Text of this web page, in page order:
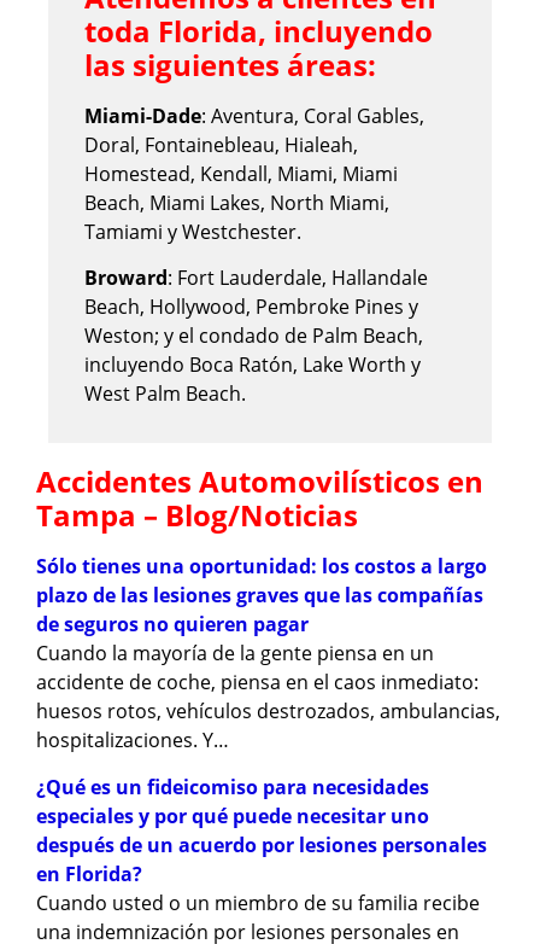
toda Florida, incluyendo
las siguientes áreas:
Miami-Dade: Aventura, Coral Gables,
Doral, Fontainebleau, Hialeah,
Homestead, Kendall, Miami, Miami
Beach, Miami Lakes, North Miami,
Tamiami y Westchester.
Broward: Fort Lauderdale, Hallandale
Beach, Hollywood, Pembroke Pines y
Weston; y el condado de Palm Beach,
incluyendo Boca Ratón, Lake Worth y
West Palm Beach.
Accidentes Automovilísticos en
Tampa – Blog/Noticias
Sólo tienes una oportunidad: los costos a largo
plazo de las lesiones graves que las compañías
de seguros no quieren pagar
Cuando la mayoría de la gente piensa en un
accidente de coche, piensa en el caos inmediato:
huesos rotos, vehículos destrozados, ambulancias,
hospitalizaciones. Y…
¿Qué es un fideicomiso para necesidades
especiales y por qué puede necesitar uno
después de un acuerdo por lesiones personales
en Florida?
Cuando usted o un miembro de su familia recibe
una indemnización por lesiones personales en